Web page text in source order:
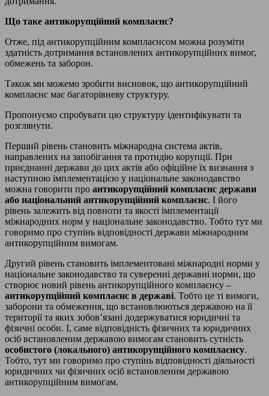
Що таке антикорупційний комплаєнс?
Отже, під антикорупційним комплаєнсом можна розуміти
здатність дотримання встановлених антикорупційних вимог,
обмежень та заборон.
Також ми можемо зробити висновок, що антикорупційний
комплаєнс має багаторівневу структуру.
Пропонуємо спробувати цю структуру ідентифікувати та
розглянути.
Перший рівень становить міжнародна система актів,
направлених на запобігання та протидію корупції. При
приєднанні держави до цих актів або офіційне їх визнання з
наступною імплементацією у національне законодавство
можна говорити про антикорупційний комплаєнс держави
або національний антикорупційний комплаєнс. І його
рівень залежить від повноти та якості імплементації
міжнародних норм у національне законодавство. Тобто тут ми
говоримо про ступінь відповідності держави міжнародним
антикорупційним вимогам.
Другий рівень становить імплементовані міжнародні норми у
національне законодавство та суверенні державні норми, що
створює новий рівень антикорупційного комплаєнсу –
антикорупційний комплаєнс в державі. Тобто це ті вимоги,
заборони та обмеження, що встановлюються державою на її
території та яких зобов’язані додержуватися юридичні та
фізичні особи. І, саме відповідність фізичних та юридичних
осіб встановленим державою вимогам становить сутність
особистого (локального) антикорупційного комплаєнсу.
Тобто, тут ми говоримо про ступінь відповідності діяльності
юридичних чи фізичних осіб встановленим державою
антикорупційним вимогам.